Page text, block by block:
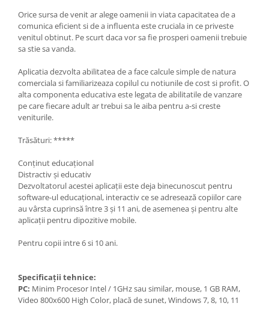
Orice sursa de venit ar alege oamenii in viata capacitatea de a
comunica eficient si de a influenta este cruciala in ce priveste
venitul obtinut. Pe scurt daca vor sa fie prosperi oamenii trebuie
sa stie sa vanda.
Aplicatia dezvolta abilitatea de a face calcule simple de natura
comerciala si familiarizeaza copilul cu notiunile de cost si profit. O
alta componenta educativa este legata de abilitatile de vanzare
pe care fiecare adult ar trebui sa le aiba pentru a-si creste
veniturile.
Trăsături: *****
Conţinut educaţional
Distractiv și educativ
Dezvoltatorul acestei aplicații este deja binecunoscut pentru
software-ul educațional, interactiv ce se adresează copiilor care
au vârsta cuprinsă între 3 și 11 ani, de asemenea și pentru alte
aplicații pentru dipozitive mobile.
Pentru copii intre 6 si 10 ani.
Specificații tehnice:
PC: Minim Procesor Intel / 1GHz sau similar, mouse, 1 GB RAM,
Video 800x600 High Color, placă de sunet, Windows 7, 8, 10, 11